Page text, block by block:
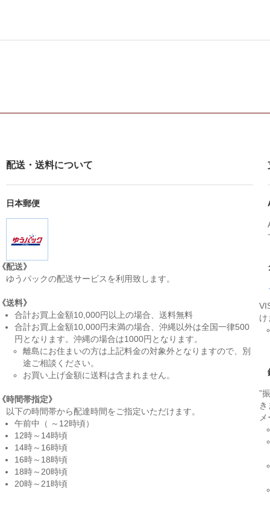
配送・送料について
日本郵便
配送》
うパックの配送サービスを利用致します。
送料》
合計お買上金額10,000円以上の場合、送料無料
合計お買上金額10,000円未満の場合、沖縄以外は全国一律500
円となります。沖縄の場合は1000円となります。
離島にお住まいの方は上記料金の対象外となりますので、別
途ご相談ください。
お買い上げ金額に送料は含まれません。
時間帯指定》
下の時間帯から配達時間をご指定いただけます。
午前中（ ～12時頃）
12時～14時頃
14時～16時頃
16時～18時頃
18時～20時頃
20時～21時頃
け
”